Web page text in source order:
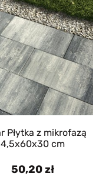
4,5x60x30 cm
50,20